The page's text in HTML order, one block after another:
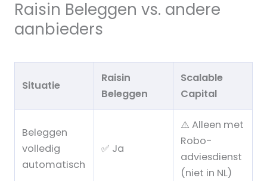
Raisin Beleggen vs. andere
aanbieders
Situatie
Raisin
Beleggen
Scalable
Capital
Beleggen
volledig
automatisch
✅ Ja
⚠️ Alleen met
Robo-
adviesdienst
(niet in NL)